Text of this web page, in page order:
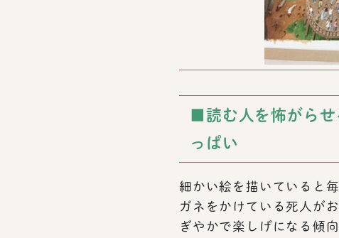
■読む人を怖がら
っぱい
細かい絵を描いていると
ガネをかけている死人が
ぎやかで楽しげになる傾